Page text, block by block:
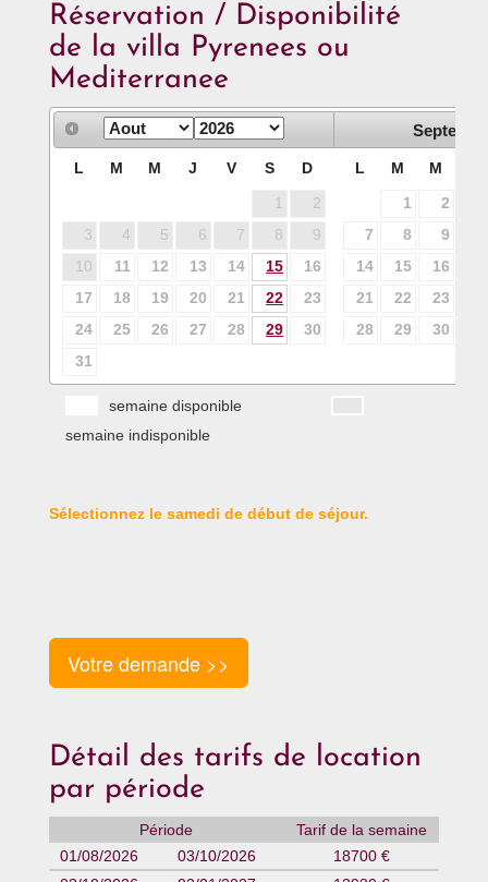
Réservation / Disponibilité
de la villa Pyrenees ou
Mediterranee
L M M J V S D
1
2
3
4 5 6 7 8
9
10
11 12 13 14 15
16
17
18 19 20 21 22
23
24
25 26 27 28 29
30
31
L M M
1 2
7
8 9
14
15 16
21
22 23
28
29 30
semaine disponible
semaine indisponible
Sélectionnez le samedi de début de séjour.
Votre demande >>
Détail des tarifs de location
par période
Période
Tarif de la semaine
01/08/2026
03/10/2026
18700 €